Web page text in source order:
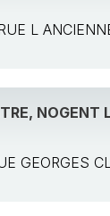
L
NOGENT
GEORGES